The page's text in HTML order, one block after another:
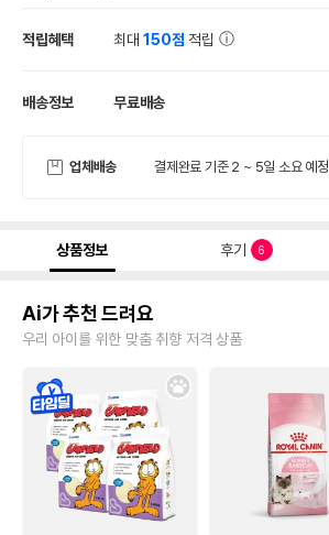
적립혜택 최대150점 적립
배송정보 무료배송
업체배송 결제완료 기준 2 ~ 5일 소요 예정
상품정보 후기 6
Ai가 추천 드려요
우리 아이를 위한 맞춤 취향 저격 상품